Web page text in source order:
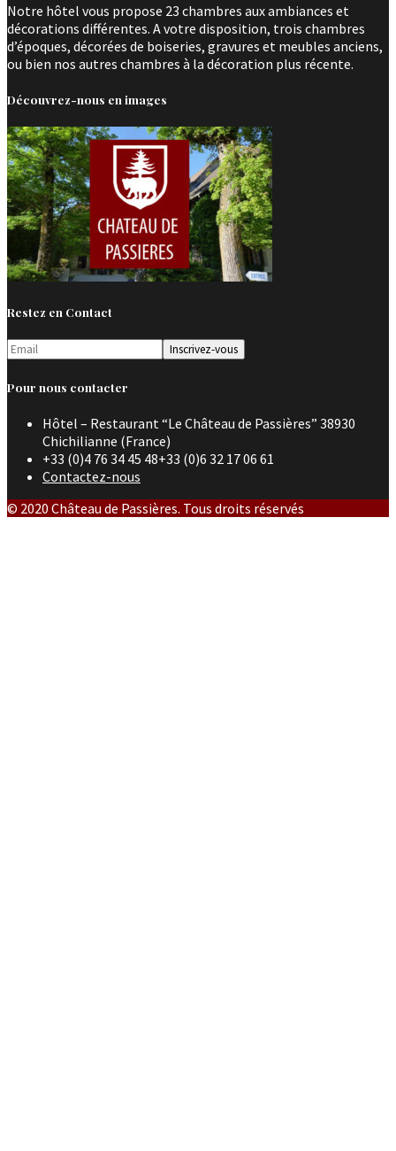
Notre hôtel vous propose 23 chambres aux ambiances et
décorations différentes. A votre disposition, trois chambres
d’époques, décorées de boiseries, gravures et meubles anciens,
ou bien nos autres chambres à la décoration plus récente.
Découvrez-nous en images
Restez en Contact
Pour nous contacter
Hôtel – Restaurant “Le Château de Passières” 38930
Chichilianne (France)
+33 (0)4 76 34 45 48+33 (0)6 32 17 06 61
Contactez-nous
© 2020 Château de Passières. Tous droits réservés